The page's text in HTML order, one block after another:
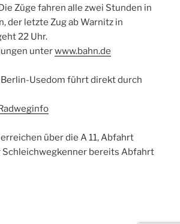
Züge fahren alle zwei Stunden in
der letzte Zug ab Warnitz in
22 Uhr.
unterwww.bahn.de
Berlin-Usedom führt direkt durch
über die A 11, Abfahrt
Schleichwegkenner bereits Abfahrt